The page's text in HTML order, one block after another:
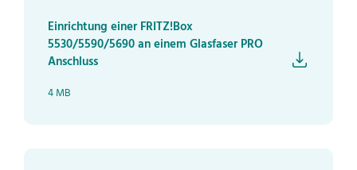
Einrichtung einer FRITZ!Box
5530/5590/5690 an einem Glasfaser PRO
Anschluss
4 MB